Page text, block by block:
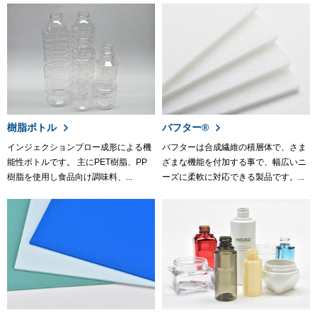
樹脂ボトル
インジェクションブロー成形による機
能性ボトルです。 主にPET樹脂、PP
樹脂を使用し食品向け調味料、...
バフター®
バフターは合成繊維の積層体で、さま
ざまな機能を付加する事で、幅広いニ
ーズに柔軟に対応できる製品です。...